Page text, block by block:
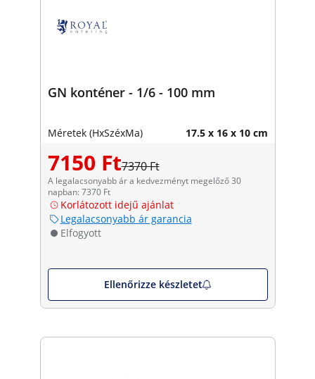
GN konténer - 1/6 - 100 mm
Méretek (HxSzéxMa) 17.5 x 16 x 10 cm
7150 Ft7370 Ft
A legalacsonyabb ár a kedvezményt megelőző 30
napban: 7370 Ft
Korlátozott idejű ajánlat
Legalacsonyabb ár garancia
Elfogyott
Ellenőrizze készletet